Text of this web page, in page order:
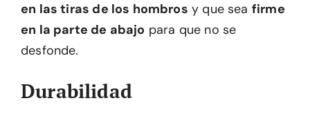
en las tiras de los hombros y que sea firme
en la parte de abajo para que no se
desfonde.
Durabilidad